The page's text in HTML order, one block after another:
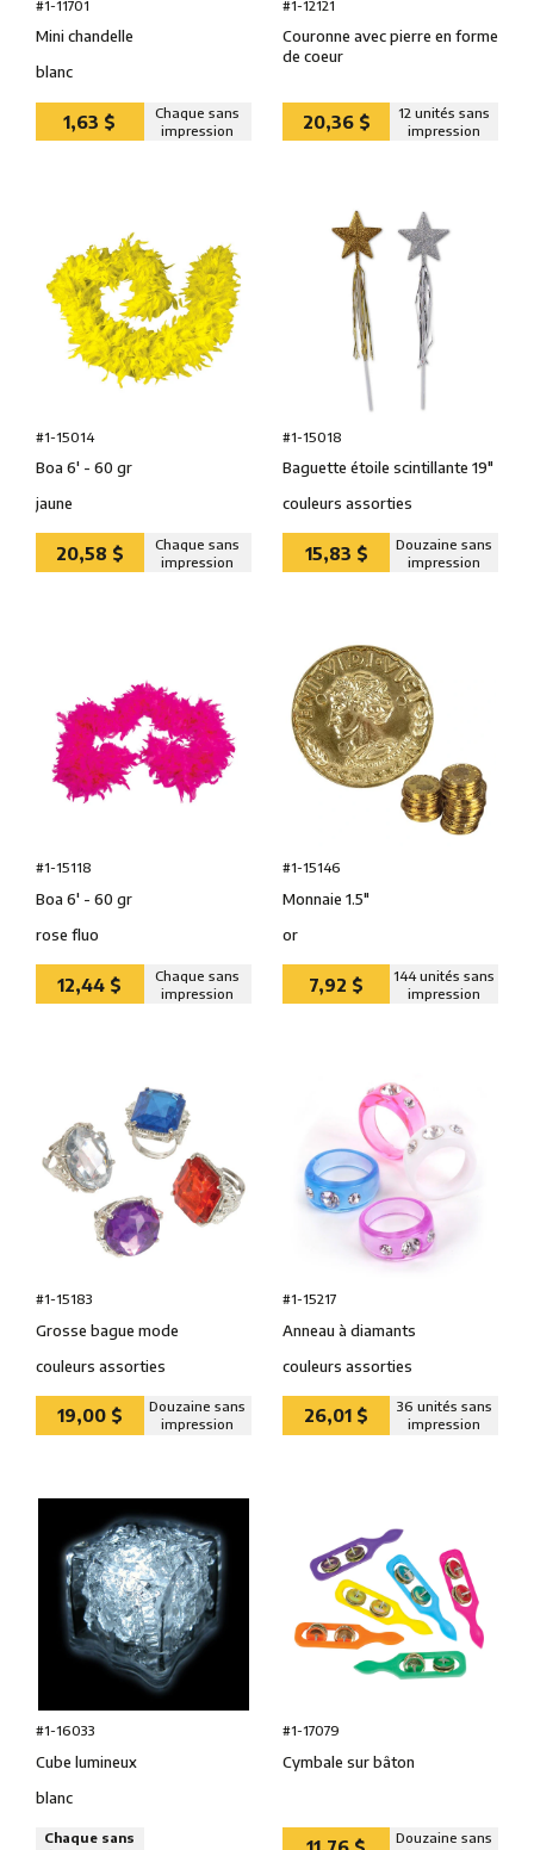
#1-11701
Mini chandelle
blanc
1,63 $
Chaque sans
impression
#1-12121
Couronne avec pierre en forme
de coeur
20,36 $
12 unités sans
impression
#1-15014
Boa 6' - 60 gr
jaune
20,58 $
Chaque sans
impression
#1-15018
Baguette étoile scintillante 19″
couleurs assorties
15,83 $
Douzaine sans
impression
#1-15118
Boa 6' - 60 gr
rose fluo
12,44 $
Chaque sans
impression
#1-15146
Monnaie 1.5″
or
7,92 $
144 unités sans
impression
#1-15183
Grosse bague mode
couleurs assorties
19,00 $
Douzaine sans
impression
#1-15217
Anneau à diamants
couleurs assorties
26,01 $
36 unités sans
impression
#1-16033
Cube lumineux
blanc
Chaque sans
#1-17079
Cymbale sur bâton
Douzaine sans